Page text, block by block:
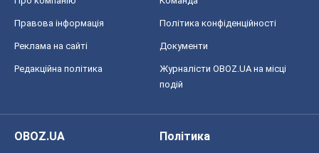
Правова інформація Політика конфіденційності
Реклама на сайті Документи
Редакційна політика
Журналісти OBOZ.UA на місці
подій
OBOZ.UA
Політика